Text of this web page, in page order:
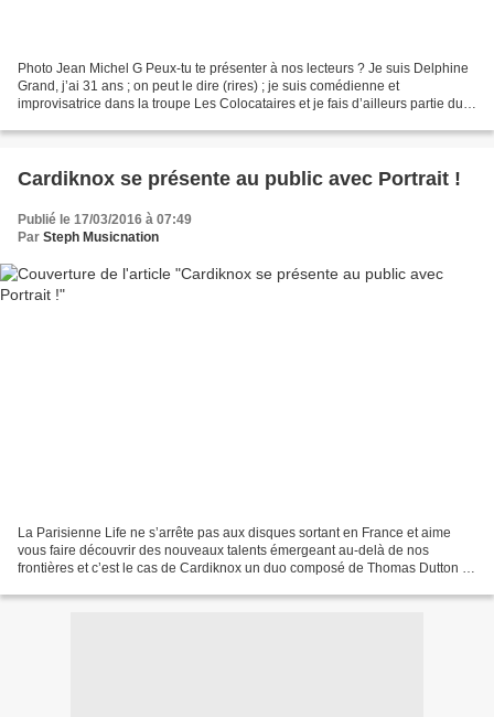
Photo Jean Michel G Peux-tu te présenter à nos lecteurs ? Je suis Delphine
Grand, j’ai 31 ans ; on peut le dire (rires) ; je suis comédienne et
improvisatrice dans la troupe Les Colocataires et je fais d’ailleurs partie du
Cardiknox se présente au public avec Portrait !
Publié le 17/03/2016 à 07:49
Par Steph Musicnation
La Parisienne Life ne s’arrête pas aux disques sortant en France et aime
vous faire découvrir des nouveaux talents émergeant au-delà de nos
frontières et c’est le cas de Cardiknox un duo composé de Thomas Dutton et